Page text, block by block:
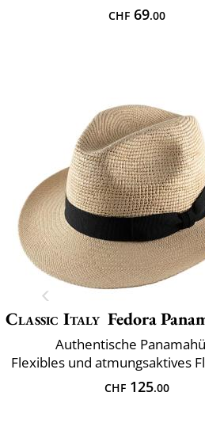
CHF69.00
Classic Italy Fedora
Authentische
Flexibles und atmungsaktives
CHF125.00